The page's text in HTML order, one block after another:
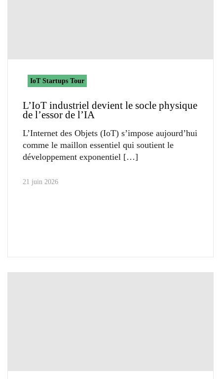
IoT Startups Tour
L’IoT industriel devient le socle physique
de l’essor de l’IA
L’Internet des Objets (IoT) s’impose aujourd’hui
comme le maillon essentiel qui soutient le
développement exponentiel
21 juin 2026